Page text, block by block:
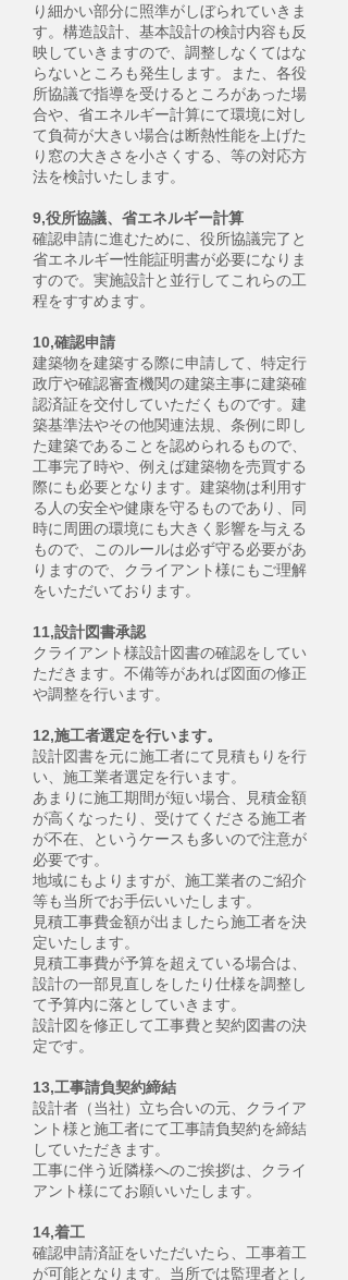
り細かい部分に照準がしぼられていきま
す。構造設計、基本設計の検討内容も反
映していきますので、調整しなくてはな
らないところも発生します。また、各役
所協議で指導を受けるところがあった場
合や、省エネルギー計算にて環境に対し
て負荷が大きい場合は断熱性能を上げた
り窓の大きさを小さくする、等の対応方
法を検討いたします。
9,役所協議、省エネルギー計算
確認申請に進むために、役所協議完了と
省エネルギー性能証明書が必要になりま
すので。実施設計と並行してこれらの工
程をすすめます。
10,確認申請
建築物を建築する際に申請して、特定行
政庁や確認審査機関の建築主事に建築確
認済証を交付していただくものです。建
築基準法やその他関連法規、条例に即し
た建築であることを認められるもので、
工事完了時や、例えば建築物を売買する
際にも必要となります。建築物は利用す
る人の安全や健康を守るものであり、同
時に周囲の環境にも大きく影響を与える
もので、このルールは必ず守る必要があ
りますので、クライアント様にもご理解
をいただいております。
11,設計図書承認
クライアント様設計図書の確認をしてい
ただきます。不備等があれば図面の修正
や調整を行います。
12,施工者選定を行います。
設計図書を元に施工者にて見積もりを行
い、施工業者選定を行います。
あまりに施工期間が短い場合、見積金額
が高くなったり、受けてくださる施工者
が不在、というケースも多いので注意が
必要です。
地域にもよりますが、施工業者のご紹介
等も当所でお手伝いいたします。
見積工事費金額が出ましたら施工者を決
定いたします。
見積工事費が予算を超えている場合は、
設計の一部見直しをしたり仕様を調整し
て予算内に落としていきます。
設計図を修正して工事費と契約図書の決
定です。
13,工事請負契約締結
設計者（当社）立ち合いの元、クライア
ント様と施工者にて工事請負契約を締結
していただきます。
工事に伴う近隣様へのご挨拶は、クライ
アント様にてお願いいたします。
14,着工
​確認申請済証をいただいたら、工事着工
が可能となります。当所では監理者とし